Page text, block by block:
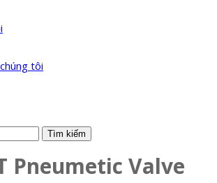
tôi
Pneumetic Valve